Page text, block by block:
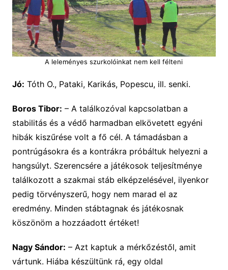
A leleményes szurkolóinkat nem kell félteni
Jó: Tóth O., Pataki, Karikás, Popescu, ill. senki.
Boros Tibor: – A találkozóval kapcsolatban a
stabilitás és a védő harmadban elkövetett egyéni
hibák kiszűrése volt a fő cél. A támadásban a
pontrúgásokra és a kontrákra próbáltuk helyezni a
hangsúlyt. Szerencsére a játékosok teljesítménye
találkozott a szakmai stáb elképzelésével, ilyenkor
pedig törvényszerű, hogy nem marad el az
eredmény. Minden stábtagnak és játékosnak
köszönöm a hozzáadott értéket!
Nagy Sándor: – Azt kaptuk a mérkőzéstől, amit
vártunk. Hiába készültünk rá, egy oldal